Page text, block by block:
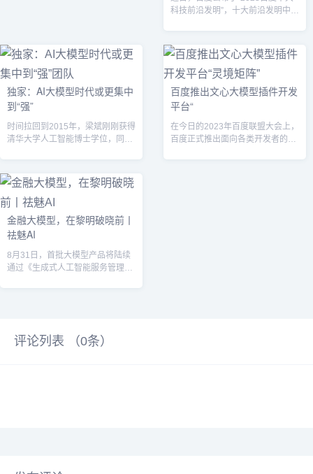
科技前沿发明”，十大前沿发明中，
独家：AI大模型时代或更集中
到“强”
时间拉回到2015年，梁斌刚刚获得
清华大学人工智能博士学位，同年
百度推出文心大模型插件开发
平台“
在今日的2023年百度联盟大会上，
百度正式推出面向各类开发者的文
金融大模型，在黎明破晓前丨
祛魅AI
8月31日，首批大模型产品将陆续
通过《生成式人工智能服务管理暂
评论列表 （0条）